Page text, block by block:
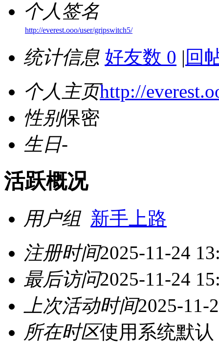
个人签名
http://everest.ooo/user/gripswitch5/
统计信息 好友数 0 | 回
个人主页http://
性别保密
生日-
活跃概况
用户组 新手上路
注册时间2025-11-24
最后访问2025-11-24
上次活动时间2025-11-
所在时区使用系统默认